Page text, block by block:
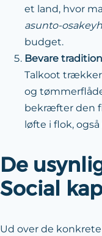
et land, hvor
asunto-
budget.
Bevare
Talkoot
og
bekræfter den
løfte i flok,
De
Social
Ud over de